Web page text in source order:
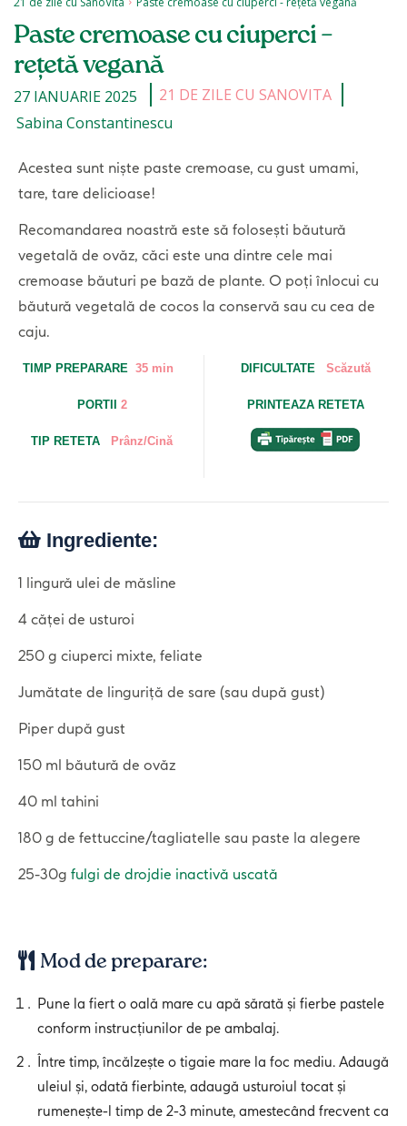
Paste cremoase cu ciuperci –
rețetă vegană
27 IANUARIE 2025
21 DE ZILE CU SANOVITA
Sabina Constantinescu
Acestea sunt niște paste cremoase, cu gust umami,
tare, tare delicioase!
Recomandarea noastră este să folosești băutură
vegetală de ovăz, căci este una dintre cele mai
cremoase băuturi pe bază de plante. O poți înlocui cu
băutură vegetală de cocos la conservă sau cu cea de
caju.
TIMP PREPARARE 35 min
PORTII 2
TIP RETETA Prânz/Cină
DIFICULTATE Scăzută
PRINTEAZA RETETA
Ingrediente:
1 lingură ulei de măsline
4 căței de usturoi
250 g ciuperci mixte, feliate
Jumătate de linguriță de sare (sau după gust)
Piper după gust
150 ml băutură de ovăz
40 ml tahini
180 g de fettuccine/tagliatelle sau paste la alegere
25-30g fulgi de drojdie inactivă uscată
Mod de preparare:
Pune la fiert o oală mare cu apă sărată și fierbe pastele
conform instrucțiunilor de pe ambalaj.
Între timp, încălzește o tigaie mare la foc mediu. Adaugă
uleiul și, odată fierbinte, adaugă usturoiul tocat și
rumenește-l timp de 2-3 minute, amestecând frecvent ca